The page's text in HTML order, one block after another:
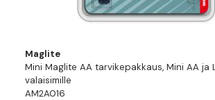
Maglite
Mini Maglite AA tarvikepakkaus, Mini AA ja
valaisimille
AM2A016